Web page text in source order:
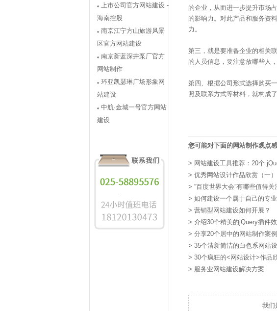
上市公司官方网站建设 -
海南控股
南京江宁方山旅游风景
区官方网站建设
南京新蓝深井泵厂官方
网站制作
环亚凯瑟琳广场形象网
站建设
中航·金城一号官方网站
建设
的企业，从而进一步提升市场
的影响力。对此产品和服务资
力。
第三，就是要准备企业的相关
的人员信息，要注意放哪些人
第四、根据公司形式选择购买
照及联系方式等材料，就构成
您可能对下面的网站制作观点感
> 网站建设工具推荐：20个
> 优秀网站设计作品欣赏（一
> “百度世界大会”有哪些值得关
> 如何建设一个属于自己的专
> 营销型网站建设如何开展？
> 介绍30个精美的jQuery插件
> 分享20个居中的网站制作案例
> 35个清新简洁的白色系网站
> 30个疯狂的<网站设计>作品
> 服务业网站建设解决方案
我们